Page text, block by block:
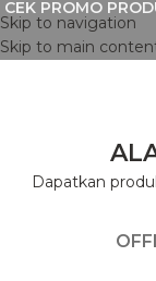
Skip to navigation
Skip to main
CEK PROMO
Dapatkan